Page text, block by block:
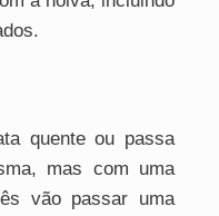
quente ou passa
mas com uma
vão passar uma